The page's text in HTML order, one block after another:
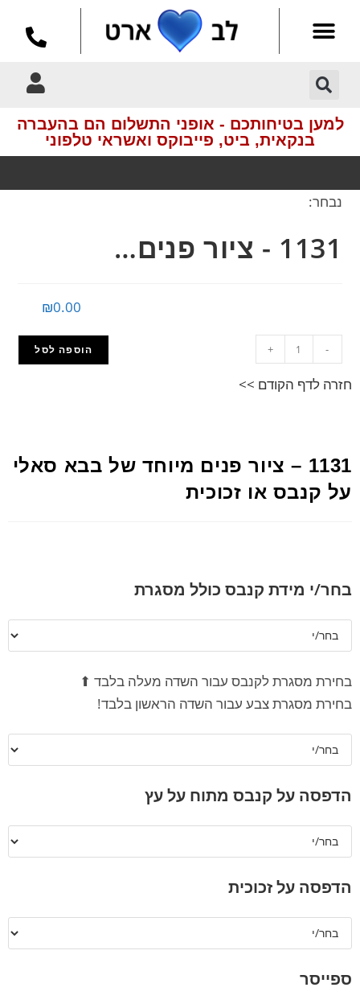
למען בטיחותכם - אופני התשלום הם בהעברה
בנקאית, ביט, פייבוקס ואשראי טלפוני
נבחר:
1131 - ציור פנים…
₪0.00
-
+ הוספה לסל
חזרה לדף הקודם >>
1131 – ציור פנים מיוחד של בבא סאלי
על קנבס או זכוכית
בחר/י מידת קנבס כולל מסגרת
בחירת מסגרת לקנבס עבור השדה מעלה בלבד ⬆
בחירת מסגרת צבע עבור השדה הראשון בלבד!
הדפסה על קנבס מתוח על עץ
הדפסה על זכוכית
ספייסר